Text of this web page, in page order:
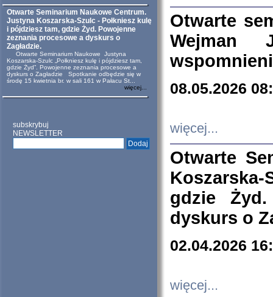
Otwarte Seminarium Naukowe Centrum.
Justyna Koszarska-Szulc - Połkniesz kulę
i pójdziesz tam, gdzie Żyd. Powojenne
zeznania procesowe a dyskurs o
Zagładzie.
Otwarte Seminarium Naukowe Justyna
Koszarska-Szulc „Połkniesz kulę i pójdziesz tam,
gdzie Żyd”. Powojenne zeznania procesowe a
dyskurs o Zagładzie Spotkanie odbędzie się w
środę 15 kwietnia br. w sali 161 w Pałacu St...
więcej...
subskrybuj
NEWSLETTER
Otwarte
Wejman
08.05.2026
więcej...
Otwarte
Koszarska-
gdzie
dyskurs o
02.04.2026
więcej...